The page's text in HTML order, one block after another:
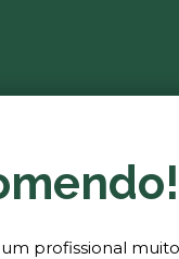
profissional